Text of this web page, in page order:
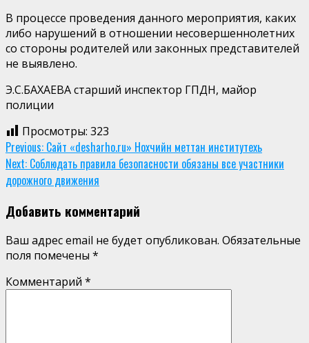
В процессе проведения данного мероприятия, каких
либо нарушений в отношении несовершеннолетних
со стороны родителей или законных представителей
не выявлено.
Э.С.БАХАЕВА старший инспектор ГПДН, майор
полиции
Просмотры: 323
Continue
Reading
Previous: Сайт «desharho.ru» Нохчийн меттан институтехь
Next: Соблюдать правила безопасности обязаны все участники
дорожного движения
Добавить комментарий
Ваш адрес email не будет опубликован. Обязательные
поля помечены *
Комментарий *